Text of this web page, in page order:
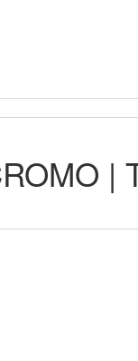
|